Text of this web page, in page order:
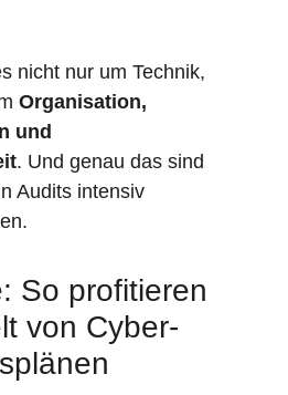
nicht nur um Technik,
Organisation,
und
. Und genau das sind
Audits intensiv
So profitieren
von Cyber-